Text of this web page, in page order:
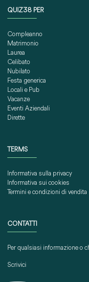
QUIZ38 PER
Compleanno
Matrimonio
Laurea
Celibato
Nubilato
Festa generica
Locali e Pub
Vacanze
Eventi Aziendali
Dirette
TERMS
Informativa sulla privacy
Informativa sui cookies
Termini e condizioni di vendita
CONTATTI
Per qualsiasi informazione o
Scrivici